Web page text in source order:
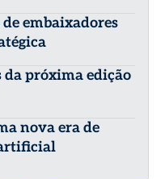
embaixadores
próxima edição
nova era de